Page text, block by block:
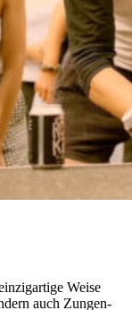
Weise
auch Zun­gen­